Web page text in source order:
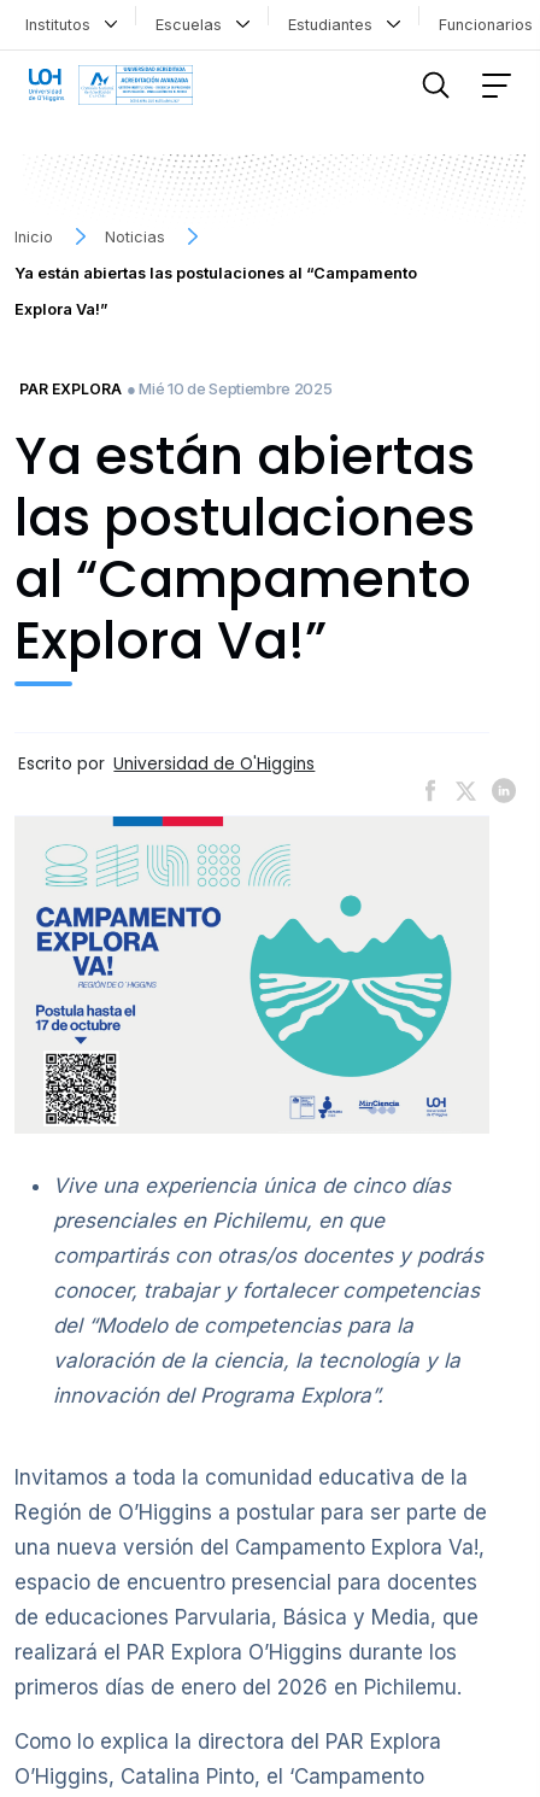
Institutos Escuelas Estudiantes
Inicio
Noticias
Ya están abiertas las postulaciones al “Campamento
Explora Va!”
PAR EXPLORA ● Mié 10 de Septiembre 2025
Ya están abiertas
las postulaciones
al “Campamento
Explora Va!”
Escrito por Universidad de O'Higgins
Vive una experiencia única de cinco días
presenciales en Pichilemu, en que
compartirás con otras/os docentes y podrás
conocer, trabajar y fortalecer competencias
del “Modelo de competencias para la
valoración de la ciencia, la tecnología y la
innovación del Programa Explora”.
Invitamos a toda la comunidad educativa de la
Región de O’Higgins a postular para ser parte de
una nueva versión del Campamento Explora Va!,
espacio de encuentro presencial para docentes
de educaciones Parvularia, Básica y Media, que
realizará el PAR Explora O’Higgins durante los
primeros días de enero del 2026 en Pichilemu.
Como lo explica la directora del PAR Explora
O’Higgins, Catalina Pinto, el ‘Campamento